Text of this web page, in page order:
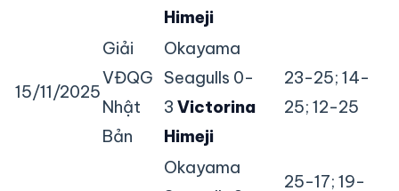
Giải
VĐQG
Nhật
Bản
Himeji
15/11/2025
Okayama
Seagulls 0-
3 Victorina
Himeji
23-25; 14-
25; 12-25
Okayama
25-17; 19-